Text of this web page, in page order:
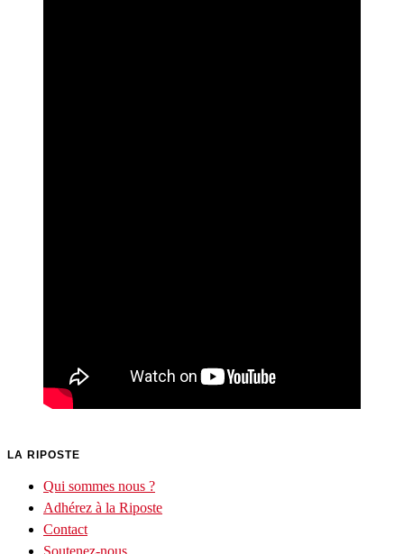
LA RIPOSTE
Qui sommes nous ?
Adhérez à la Riposte
Contact